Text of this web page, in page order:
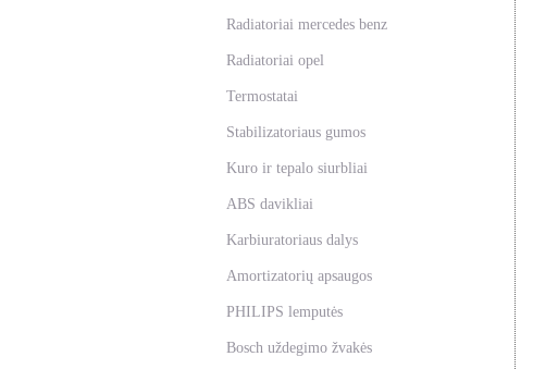
Radiatoriai mercedes benz
Radiatoriai opel
Termostatai
Stabilizatoriaus gumos
Kuro ir tepalo siurbliai
ABS davikliai
Karbiuratoriaus dalys
Amortizatorių apsaugos
PHILIPS lemputės
Bosch uždegimo žvakės